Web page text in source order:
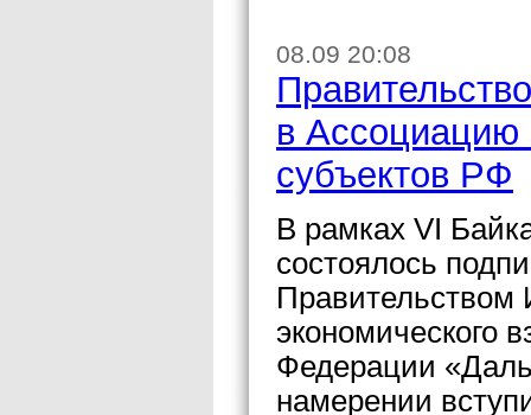
08.09 20:08
в Ассоциацию
субъектов РФ
В рамках VI
состоялось
Правительством
экономического
Федерации
намерении